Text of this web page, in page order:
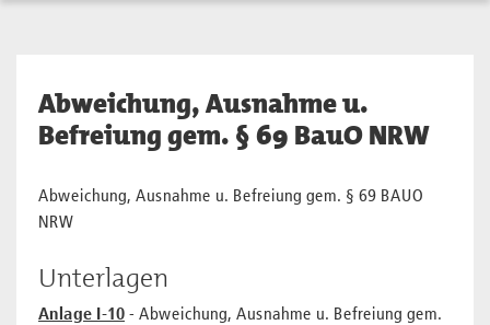
Abweichung, Ausnahme u.
Befreiung gem. § 69 BauO NRW
Abweichung, Ausnahme u. Befreiung gem. § 69 BAUO
NRW
Unterlagen
Anlage I-10 - Abweichung, Ausnahme u. Befreiung gem.